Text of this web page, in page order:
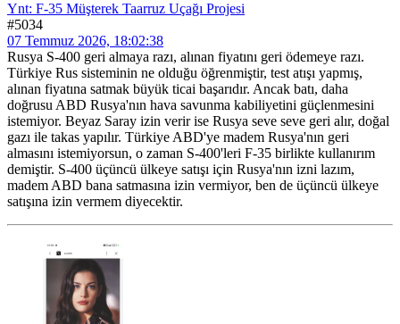
Ynt: F-35 Müşterek Taarruz Uçağı Projesi
#5034
07 Temmuz 2026, 18:02:38
Rusya S-400 geri almaya razı, alınan fiyatını geri ödemeye razı.
Türkiye Rus sisteminin ne olduğu öğrenmiştir, test atışı yapmış,
alınan fiyatına satmak büyük ticai başarıdır. Ancak batı, daha
doğrusu ABD Rusya'nın hava savunma kabiliyetini güçlenmesini
istemiyor. Beyaz Saray izin verir ise Rusya seve seve geri alır, doğal
gazı ile takas yapılır. Türkiye ABD'ye madem Rusya'nın geri
almasını istemiyorsun, o zaman S-400'leri F-35 birlikte kullanırım
demiştir. S-400 üçüncü ülkeye satışı için Rusya'nın izni lazım,
madem ABD bana satmasına izin vermiyor, ben de üçüncü ülkeye
satışına izin vermem diyecektir.